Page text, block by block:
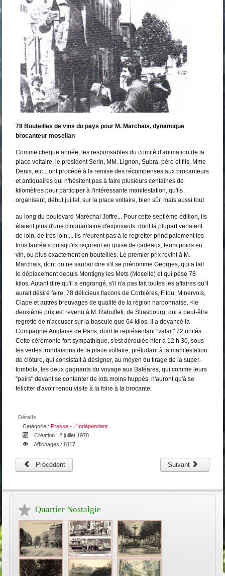
78 Bouteilles de vins du pays pour M. Marchais, dynamique
brocanteur mosellan
Comme cheque année, les responsables du comité d'animation de la
place voltaire, le président Serin, MM. Lignon, Subra, père et fils, Mme
Denis, etc... ont procédé à la remise des récompenses aux brocanteurs
et antiquaires qui n'hésitent pas à faire plusieurs centaines de
kilomètres pour participer à l'intéressante manifestation, qu'ils
organisent, début juillet, sur la place voltaire, bien sûr, mais aussi tout
au long du boulevard Maréchal Joffre... Pour cette septième édition, ils
étaient plus d'une cinquantaine d'exposants, dont la plupart venaient
de loin, de très loin.... Ils n'eurent pas à le regretter principalement les
trois lauréats puisqu'ils reçurent en guise de cadeaux, leurs poids en
vin, ou plus exactement en bouteilles. Le premier prix revint à M.
Marchais, dont on ne saurait dire s'il se prénomme Georges, qui a fait
le déplacement depuis Montigny les Mets (Moselle) et qui pèse 78
kilos. Autant dire qu'il a engrangé, s'il n'a pas fait toutes les affaires qu'il
aurait désiré faire, 78 délicieux flacons de Corbières, Fitou, Minervois,
Clape et autres breuvages de qualité de la région narbonnaise. <le
deuxième prix est revenu à M. Rabuffeti, de Strasbourg, qui a peut-être
regretté de n'accuser sur la bascule que 64 kilos. Il a devancé la
Compagnie Anglaise de Paris, dont le représentant "valait" 72 unités...
Cette cérémonie fort sympathique, s'est déroulée hier à 12 h 30, sous
les vertes frondaisons de la place voltaire, préludant à la manifestation
de clôture, qui consistait à désigner, au moyen du tirage de la super-
tombola, les deux gagnants du voyage aux Baléares, qui comme leurs
"pairs" devant se contenter de lots moins huppés, n'auront qu'à se
féliciter d'avoir rendu visite à la foire à la brocante.
Détails
Catégorie : Presse - L'Indépendant
Création : 2 juillet 1978
Affichages : 8117
Précédent Suivant
Quartier Nostalgie